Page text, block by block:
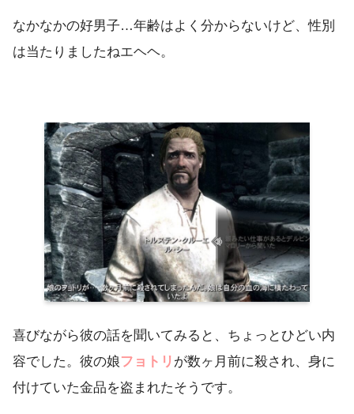
なかなかの好男子…年齢はよく分からないけど、性別
は当たりましたねエヘヘ。
喜びながら彼の話を聞いてみると、ちょっとひどい内
容でした。彼の娘フョトリ が数ヶ月前に殺され、身に
付けていた金品を盗まれたそうです。